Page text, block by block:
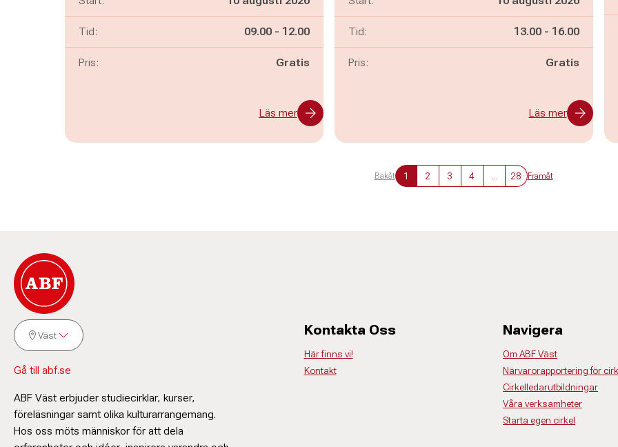
Tid: Pågår mellan
09.00 - och
12.00
Pris: Gratis
Läs mer
Tid: Pågår mellan
13.00 - och
16.00
Pris: Gratis
Läs mer
Bakåt 1 2 3 4 28 Framåt
Väst
Gå till abf.se
ABF Väst erbjuder studiecirklar, kurser,
föreläsningar samt olika kulturarrangemang.
Hos oss möts människor för att dela
Kontakta Oss
Här finns vi!
Kontakt
Navigera
Om ABF Väst
Närvarorapportering för
Cirkelledarutbildningar
Våra verksamheter
Starta egen cirkel